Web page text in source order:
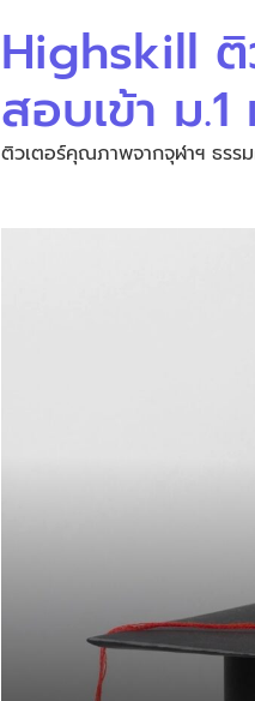
Highskill
สอบเข้า ม
ติวเตอร์คุณภาพจากจุฬาฯ ธร